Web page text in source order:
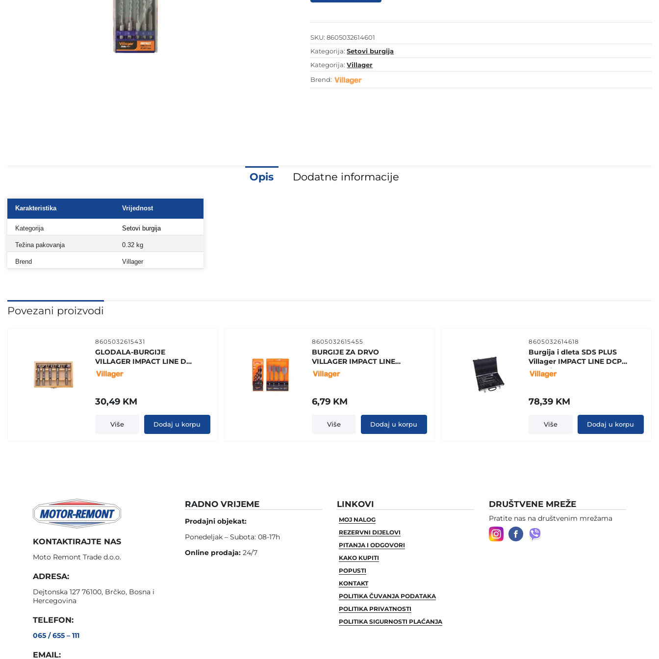
5
kom
količina
SKU:8605032614601
Kategorija:Setovi burgija
Kategorija:Villager
Brend:
Opis Dodatne informacije
Karakteristika Vrijednost
Kategorija Setovi burgija
Težina pakovanja 0.32 kg
Brend Villager
Povezani proizvodi
8605032615431
GLODALA-BURGIJE
VILLAGER IMPACT LINE DF-
SET 5 KOM
30,49 KM
Više Dodaj u korpu
8605032615455
BURGIJE ZA DRVO
VILLAGER IMPACT LINE
DW-SET 5 KOM
6,79 KM
Više Dodaj u korpu
8605032614618
Burgija i dleta SDS PLUS
Villager IMPACT LINE DCP
set 17 kom
78,39 KM
Više Dodaj u korpu
KONTAKTIRAJTE NAS
Moto Remont Trade d.o.o.
ADRESA:
Dejtonska 127 76100, Brčko, Bosna i
Hercegovina
TELEFON:
065 / 655 – 111
EMAIL:
RADNO VRIJEME
Prodajni objekat:
Ponedeljak – Subota: 08-17h
Online prodaja: 24/7
LINKOVI
MOJ NALOG
REZERVNI DIJELOVI
PITANJA I ODGOVORI
KAKO KUPITI
POPUSTI
KONTAKT
POLITIKA ČUVANJA PODATAKA
POLITIKA PRIVATNOSTI
POLITIKA SIGURNOSTI PLAĆANJA
DRUŠTVENE MREŽE
Pratite nas na društvenim mrežama